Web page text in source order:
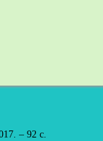
– 92 с.